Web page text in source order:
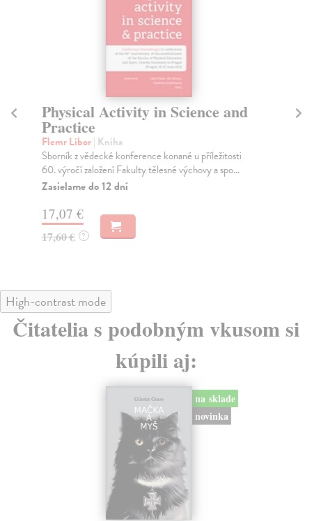
Physical Activity in Science and
Practice
Flemr Libor| Kniha
Sborník z vědecké konference konané u příležitosti
60. výročí založení Fakulty tělesné výchovy a spo...
Zasielame do 12 dní
17,07 €
17,60 € ?
High-contrast mode
Čitatelia s podobným vkusom si
kúpili aj:
na sklade
novinka